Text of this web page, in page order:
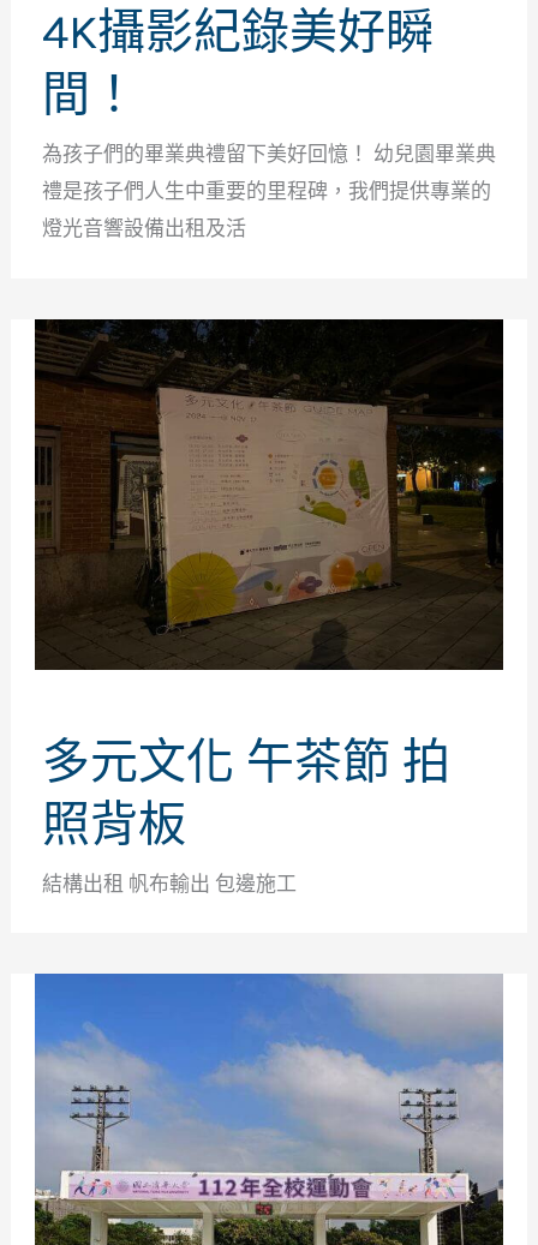
4K攝影紀錄美好瞬
間！
為孩子們的畢業典禮留下美好回憶！ 幼兒園畢業典
禮是孩子們人生中重要的里程碑，我們提供專業的
燈光音響設備出租及活
多元文化 午茶節 拍
照背板
結構出租 帆布輸出 包邊施工